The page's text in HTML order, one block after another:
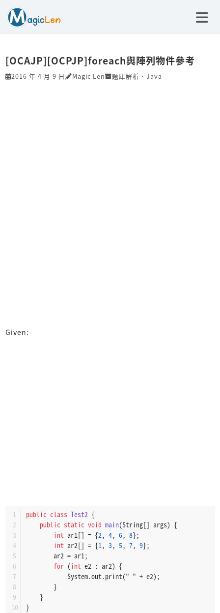
[OCAJP][OCPJP]foreach與陣列物件參考
2016 年 4 月 9 日 Magic Len 題庫解析 、 Java
Given:
public class Test2 {
public static void main(String[] args) {
int ar1[] = {2, 4, 6, 8};
int ar2[] = {1, 3, 5, 7, 9};
        ar2 = ar1;
for (int e2 : ar2) {
            System.out.print(
" " + e2);
        }
    }
}